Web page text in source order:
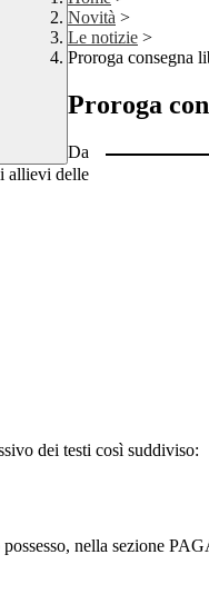
Novità >
Le notizie >
Proroga consegna
Proroga
Da
allievi delle
dei testi così suddiviso:
nella sezione